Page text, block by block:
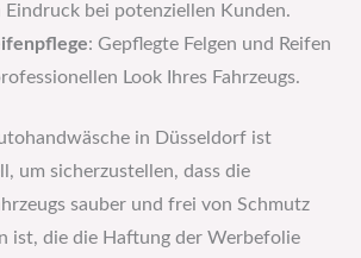
bei potenziellen Kunden.
: Gepflegte Felgen und Reifen
Look Ihres Fahrzeugs.
in Düsseldorf ist
um sicherzustellen, dass die
sauber und frei von Schmutz
ist, die die Haftung der Werbefolie